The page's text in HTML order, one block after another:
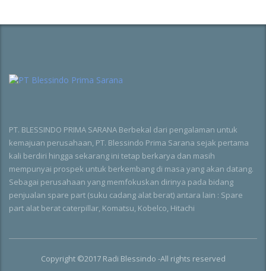
PT. BLESSINDO PRIMA SARANA Berbekal dari pengalaman untuk
kemajuan perusahaan, PT. Blessindo Prima Sarana sejak pertama
kali berdiri hingga sekarang ini tetap berkarya dan masih
mempunyai prospek untuk berkembang di masa yang akan datang.
Sebagai perusahaan yang memfokuskan dirinya pada bidang
penjualan spare part (suku cadang alat berat) antara lain : Spare
part alat berat caterpillar, Komatsu, Kobelco, Hitachi
Copyright ©2017 Radi Blessindo -All rights reserved